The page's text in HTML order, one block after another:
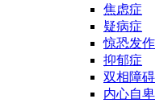
焦虑症
疑病症
惊恐发作
抑郁症
双相障碍
内心自卑